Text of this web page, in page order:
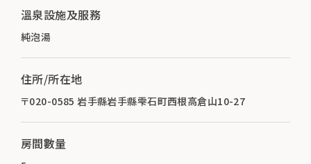
溫泉設施及服務
純泡湯
住所/所在地
〒020-0585 岩手縣岩手縣雫石町西根高倉山10-27
房間數量